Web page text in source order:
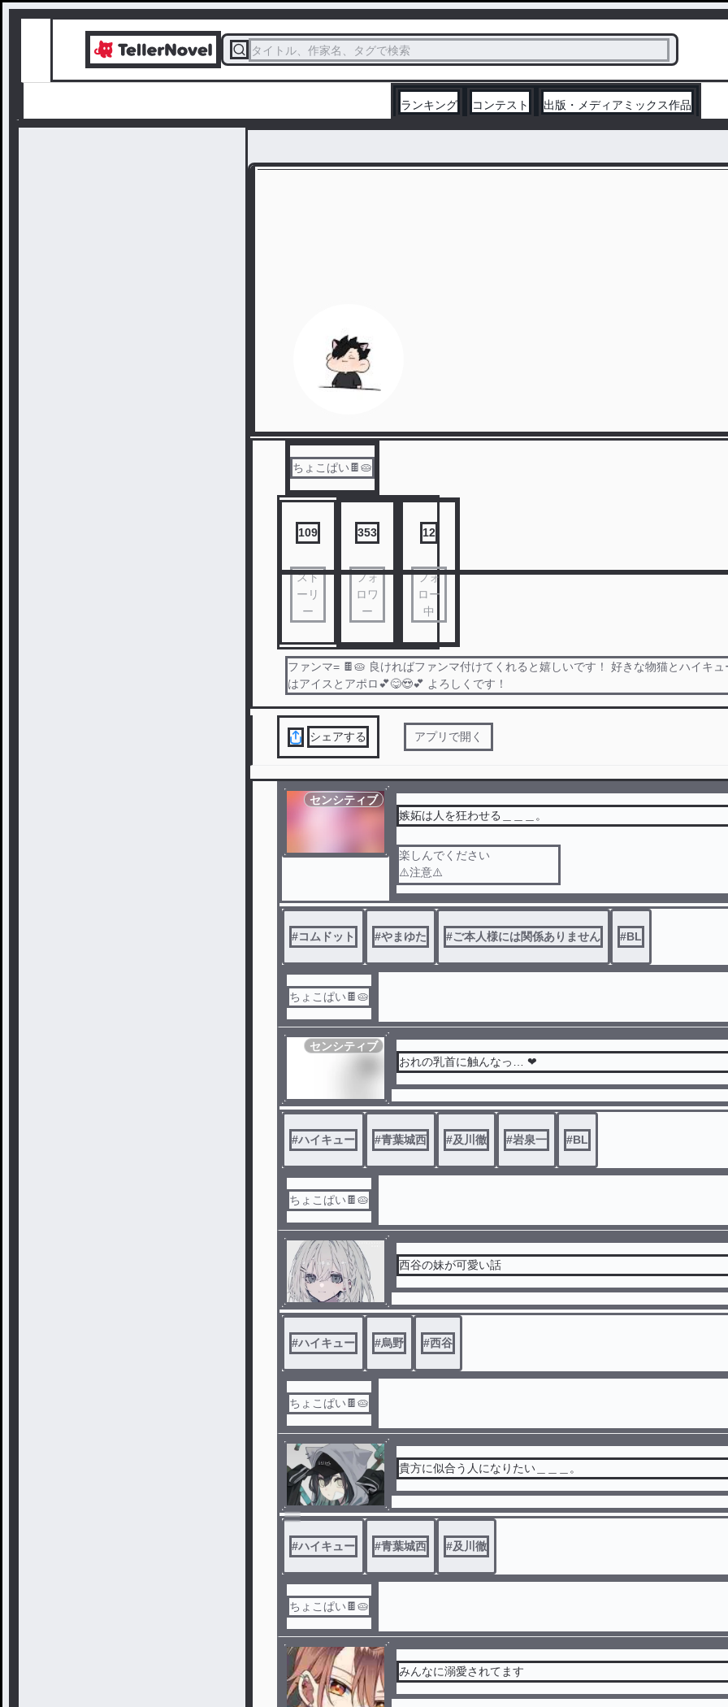
タイトル、作家名、タグで検索
ランキング コンテスト 出版・メディアミックス作品
ちょこぱい🍫🥧
109
スト
ーリ
ー
353
フォ
ロワ
ー
12
フォ
ロー
中
ファンマ= 🍫🥧 良ければファンマ付けてくれると嬉しいです！ 好きな物猫とハイキ
はアイスとアポロ💕😋😍💕 よろしくです！
シェアする アプリで開く
センシティブ
嫉妬は人を狂わせる＿＿＿。
楽しんでください
⚠️注意⚠️
下手くそ
通報🙅✖
‪ はあと👌´-
やまととゆうた付き合ってます
#コムドット #やまゆた #ご本人様には関係ありません #BL
ちょこぱい🍫🥧
センシティブ
おれの乳首に触んなっ…‪ ❤︎
#ハイキュー #青葉城西 #及川徹 #岩泉一 #BL
ちょこぱい🍫🥧
西谷の妹が可愛い話
#ハイキュー #烏野 #西谷
ちょこぱい🍫🥧
貴方に似合う人になりたい＿＿＿。
#ハイキュー #青葉城西 #及川徹
ちょこぱい🍫🥧
みんなに溺愛されてます